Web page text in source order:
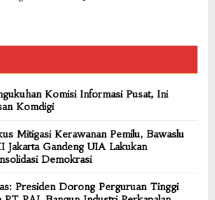
Komisi Informasi Pusat, Ini
Komdigi
Mitigasi Kerawanan Pemilu, Bawaslu
Jakarta Gandeng UIA Lakukan
Demokrasi
Presiden Dorong Perguruan Tinggi